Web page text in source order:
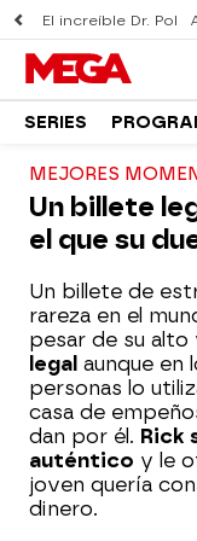
El increíble Dr. Pol
SERIES
MEJORES
Un billete
el que su
Un billete de
rareza en el
pesar de su alto
legal aunque en
personas lo
casa de
dan por él. Rick
auténtico y le
joven quería
dinero.